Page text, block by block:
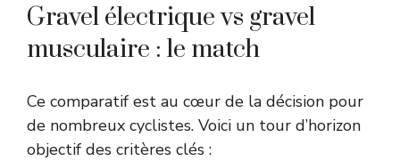
Gravel électrique vs gravel
musculaire : le match
Ce comparatif est au cœur de la décision pour
de nombreux cyclistes. Voici un tour d’horizon
objectif des critères clés :